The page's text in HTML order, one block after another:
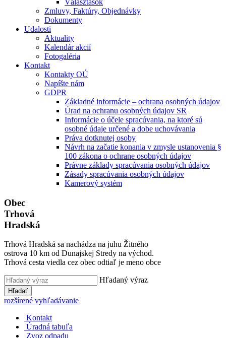
Választások
Zmluvy, Faktúry, Objednávky
Dokumenty
Udalosti
Aktuality
Kalendár akcií
Fotogaléria
Kontakt
Kontakty OÚ
Napíšte nám
GDPR
Základné informácie – ochrana osobných údajov
Úrad na ochranu osobných údajov SR
Informácie o účele spracúvania, na ktoré sú
osobné údaje určené a dobe uchovávania
Práva dotknutej osoby
Návrh na začatie konania v zmysle ustanovenia §
100 zákona o ochrane osobných údajov
Právne základy spracúvania osobných údajov
Zásady spracúvania osobných údajov
Kamerový systém
Obec
Trhová
Hradská
Trhová Hradská sa nachádza na juhu Žitného
ostrova 10 km od Dunajskej Stredy na východ.
Trhová cesta viedla cez obec odtiaľ je meno obce
Hľadaný výraz
Hľadať
rozšírené vyhľadávanie
Kontakt
Úradná tabuľa
Zvoz odpadu